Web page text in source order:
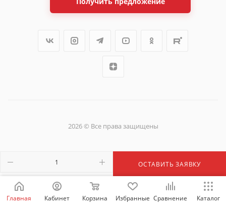
ОСТАВИТЬ ЗАЯВКУ
2026 © Все права защищены
Главная Кабинет Корзина Избранные Сравнение Каталог